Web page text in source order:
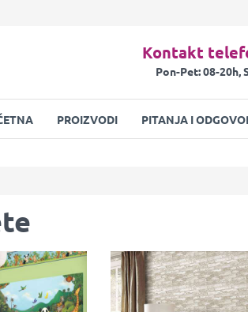
Kontakt
Pon-Pet: 08-20h,
PROIZVODI PITANJA I